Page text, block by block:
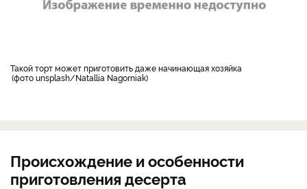
Такой торт может приготовить даже начинающая хозяйка
фото unsplash/Natallia Nagorniak
Происхождение и особенности
приготовления десерта